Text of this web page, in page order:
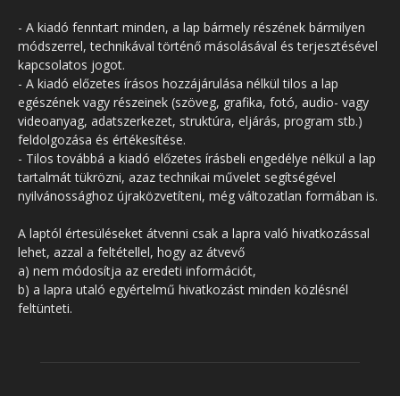
- A kiadó fenntart minden, a lap bármely részének bármilyen
módszerrel, technikával történő másolásával és terjesztésével
kapcsolatos jogot.
- A kiadó előzetes írásos hozzájárulása nélkül tilos a lap
egészének vagy részeinek (szöveg, grafika, fotó, audio- vagy
videoanyag, adatszerkezet, struktúra, eljárás, program stb.)
feldolgozása és értékesítése.
- Tilos továbbá a kiadó előzetes írásbeli engedélye nélkül a lap
tartalmát tükrözni, azaz technikai művelet segítségével
nyilvánossághoz újraközvetíteni, még változatlan formában is.
A laptól értesüléseket átvenni csak a lapra való hivatkozással
lehet, azzal a feltétellel, hogy az átvevő
a) nem módosítja az eredeti információt,
b) a lapra utaló egyértelmű hivatkozást minden közlésnél
feltünteti.